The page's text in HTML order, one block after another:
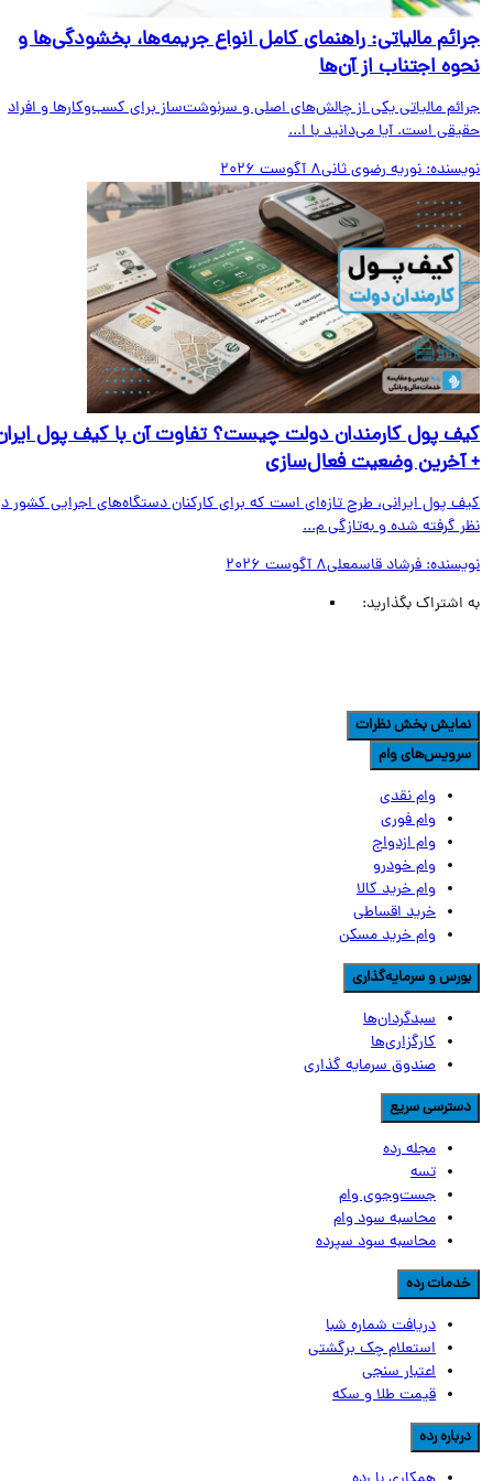
مالیاتی: راهنمای کامل انواع جریمه‌ها، بخشودگی‌ها و
اجتناب از آن‌ها
مالیاتی یکی از چالش‌های اصلی و سرنوشت‌ساز برای کسب‌وکارها و افراد
است. آیا می‌دانید با ا...
نوریه رضوی ثانی8 آگوست 2026
پول کارمندان دولت چیست؟ تفاوت آن با کیف پول ایران
وضعیت فعال‌سازی
پول ایرانی، طرح تازه‌ای است که برای کارکنان دستگاه‌های اجرایی کشور در
گرفته شده و به‌تازگی م...
فرشاد قاسمعلی8 آگوست 2026
اشتراک بگذارید:
بخش نظرات
وام
وام نقدی
وام فوری
وام ازدواج
وام خودرو
وام خرید کالا
خرید اقساطی
وام خرید مسکن
و سرمایه‌گذاری
سبدگردان‌ها
کارگزاری‌ها
صندوق سرمایه گذاری
سریع
مجله رده
تسه
جست‌وجوی وام
محاسبه سود وام
محاسبه سود سپرده
رده
دریافت شماره شبا
استعلام چک برگشتی
اعتبار سنجی
قیمت طلا و سکه
رده